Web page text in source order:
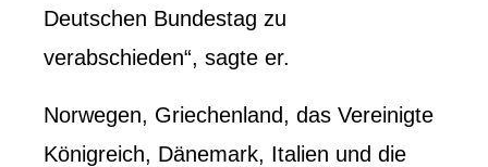
Deutschen Bundestag zu
verabschieden“, sagte er.
Norwegen, Griechenland, das Vereinigte
Königreich, Dänemark, Italien und die